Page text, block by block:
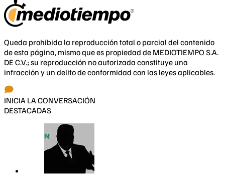
Queda prohibida la reproducción total o parcial del contenido
de esta página, mismo que es propiedad de MEDIOTIEMPO S.A.
DE C.V.; su reproducción no autorizada constituye una
infracción y un delito de conformidad con las leyes aplicables.
INICIA LA CONVERSACIÓN
DESTACADAS